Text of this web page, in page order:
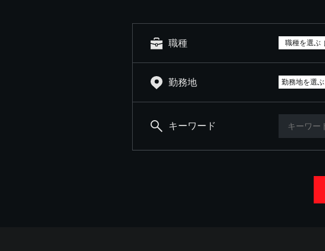
職種 職種を選ぶ
勤務地 勤務地を選ぶ
キーワード